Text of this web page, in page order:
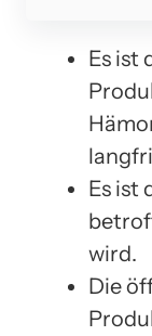
Es ist
Es ist
wird.
Die